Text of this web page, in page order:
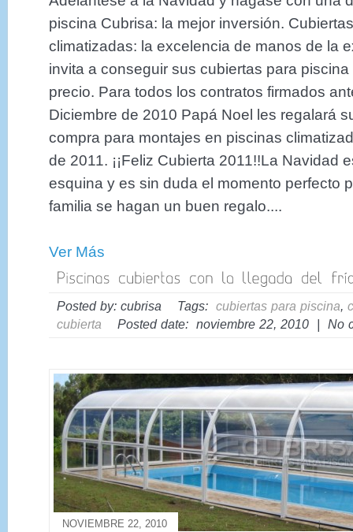
piscina Cubrisa: la mejor inversión.
climatizadas: la excelencia de manos de la
invita a conseguir sus cubiertas para
precio. Para todos los contratos firmados
Diciembre de 2010 Papá Noel les regalará
compra para montajes en piscinas
de 2011. ¡¡Feliz Cubierta 2011!!La Navidad
esquina y es sin duda el momento perfecto
familia se hagan un buen regalo....
Ver Más
Posted by: cubrisa Tags: cubiertas para piscina,
cubierta Posted date: noviembre 22, 2010 | No
NOVIEMBRE 22, 2010